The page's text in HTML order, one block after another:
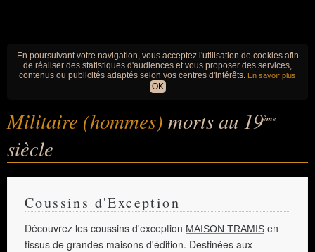
En poursuivant votre navigation, vous acceptez l'utilisation de cookies afin
de réaliser des statistiques d'audiences et vous proposer des services,
contenus ou publicités adaptés selon vos centres d'intérêts. En savoir plus
OK
Militaire (hommes) morts au 19ème
siècle
Coussins d'Exception
Découvrez les coussins d'exception MAISON TRAMIS en
tissus de grandes maisons d'édition. Destinées aux